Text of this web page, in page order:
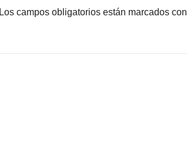
Los campos obligatorios están marcados con